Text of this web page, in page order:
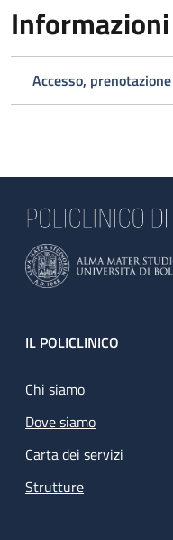
Accesso,
Footer
IL POLICLINICO
Chi siamo
Dove siamo
Carta dei servizi
Strutture